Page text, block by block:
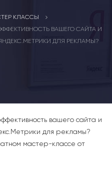
КЛАССЫ
ВАШЕГО САЙТА И
ДЛЯ РЕКЛАМЫ?
вашего сайта и
для рекламы?
мастер-классе от